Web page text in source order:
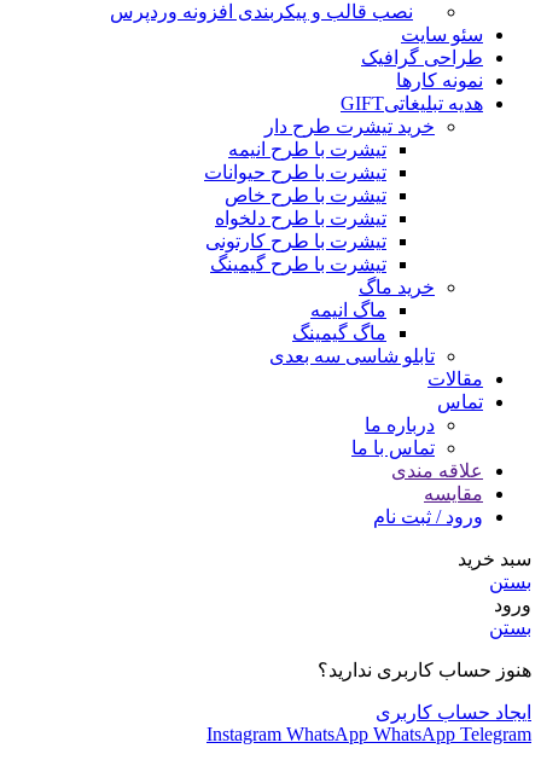
نصب قالب و پیکربندی افزونه وردپرس
سئو سایت
طراحی گرافیک
نمونه کارها
هدیه تبلیغاتیGIFT
خرید تیشرت طرح دار
تیشرت با طرح انیمه
تیشرت با طرح حیوانات
تیشرت با طرح خاص
تیشرت با طرح دلخواه
تیشرت با طرح کارتونی
تیشرت با طرح گیمینگ
خرید ماگ
ماگ انیمه
ماگ گیمینگ
تابلو شاسی سه بعدی
مقالات
تماس
درباره ما
تماس با ما
علاقه مندی
مقایسه
ورود / ثبت نام
سبد خرید
بستن
ورود
بستن
هنوز حساب کاربری ندارید؟
ایجاد حساب کاربری
Instagram WhatsApp WhatsApp Telegram